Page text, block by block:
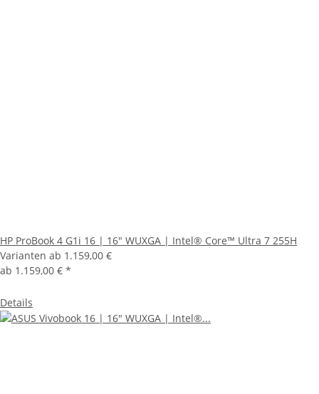
HP ProBook 4 G1i 16 | 16" WUXGA | Intel® Core™ Ultra 7 255H
Varianten ab 1.159,00 €
ab 1.159,00 € *
Details